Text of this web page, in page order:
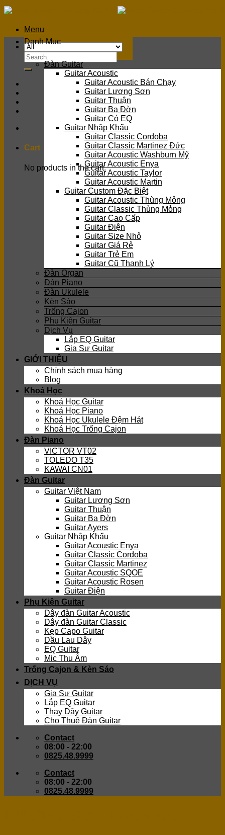
Skip
to
contentMenu
Search
for:
Cart
No products in the cart.
Danh Mục
Đàn Guitar
Guitar Acoustic
Guitar Acoustic Bán Chạy
Guitar Lương Sơn
Guitar Thuận
Guitar Ba Đờn
Guitar Có EQ
Guitar Nhập Khẩu
Guitar Classic Cordoba
Guitar Classic Martinez Đức
Guitar Acoustic Washburn Mỹ
Guitar Acoustic Enya
Guitar Acoustic Taylor
Guitar Acoustic Martin
Guitar Custom Đặc Biệt
Guitar Acoustic Thùng Mỏng
Guitar Classic Thùng Mỏng
Guitar Cao Cấp
Guitar Điện
Guitar Size Nhỏ
Guitar Giá Rẻ
Guitar Trẻ Em
Guitar Cũ Thanh Lý
Đàn Organ
Đàn Piano
Đàn Ukulele
Kèn Sáo
Trống Cajon
Phụ Kiện Guitar
Dịch Vụ
Lắp EQ Guitar
Gia Sư Guitar
GIỚI THIỆU
Chính sách mua hàng
Blog
Khoá Học
Khoá Học Guitar
Khoá Học Piano
Khoá Học Ukulele Đệm Hát
Khoá Học Trống Cajon
Đàn Piano
VICTOR VT02
TOLEDO T35
KAWAI CN01
Đàn Guitar
Guitar Việt Nam
Guitar Lương Sơn
Guitar Thuận
Guitar Ba Đờn
Guitar Ayers
Guitar Nhập Khẩu
Guitar Acoustic Enya
Guitar Classic Cordoba
Guitar Classic Martinez
Guitar Acoustic SQOE
Guitar Acoustic Rosen
Guitar Điện
Phụ Kiện Guitar
Dây đàn Guitar Acoustic
Dây đàn Guitar Classic
Kẹp Capo Guitar
Dầu Lau Dây
EQ Guitar
Mic Thu Âm
Trống Cajon & Kèn Sáo
DỊCH VỤ
Gia Sư Guitar
Lắp EQ Guitar
Thay Dây Guitar
Cho Thuê Đàn Guitar
Contact
08:00 - 22:00
0825.48.9999
Contact
08:00 - 22:00
0825.48.9999